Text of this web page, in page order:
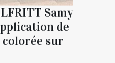
Samy
de
sur